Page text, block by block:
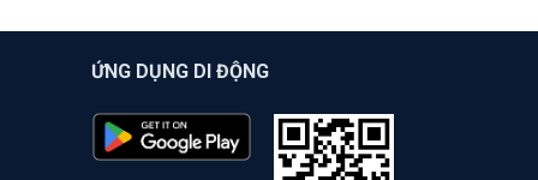
ỨNG DỤNG DI ĐỘNG